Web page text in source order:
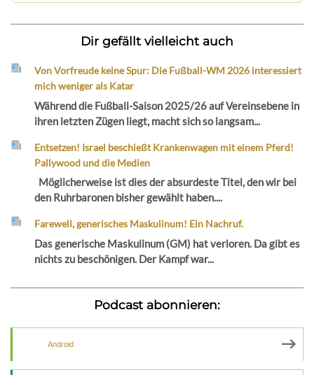
Dir gefällt vielleicht auch
Von Vorfreude keine Spur: Die Fußball-WM 2026 interessiert
mich weniger als Katar
Während die Fußball-Saison 2025/26 auf Vereinsebene in
ihren letzten Zügen liegt, macht sich so langsam...
Entsetzen! Israel beschießt Krankenwagen mit einem Pferd!
Pallywood und die Medien
Möglicherweise ist dies der absurdeste Titel, den wir bei
den Ruhrbaronen bisher gewählt haben....
Farewell, generisches Maskulinum! Ein Nachruf.
Das generische Maskulinum (GM) hat verloren. Da gibt es
nichts zu beschönigen. Der Kampf war...
Podcast abonnieren:
Android